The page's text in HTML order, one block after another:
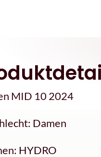
MID 10 2024
Damen
HYDRO